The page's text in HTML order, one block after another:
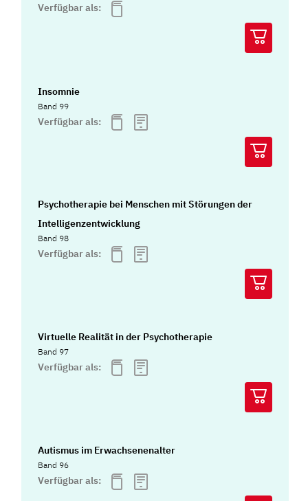
Verfügbar als:
Insomnie
Band 99
Verfügbar als:
Psychotherapie bei Menschen mit Störungen der
Intelligenzentwicklung
Band 98
Verfügbar als:
Virtuelle Realität in der Psychotherapie
Band 97
Verfügbar als:
Autismus im Erwachsenenalter
Band 96
Verfügbar als: